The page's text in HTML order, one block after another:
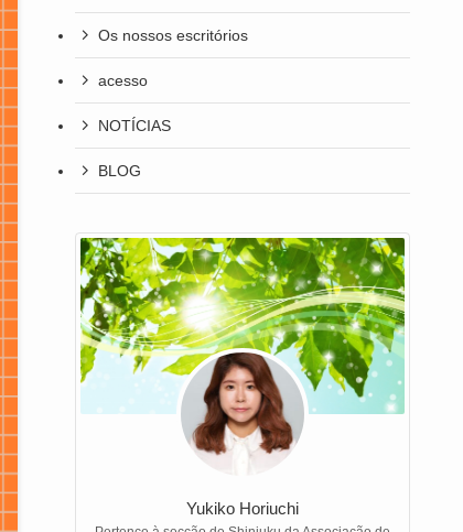
Os nossos escritórios
acesso
NOTÍCIAS
BLOG
Yukiko Horiuchi